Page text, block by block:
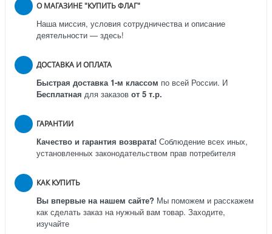
О МАГАЗИНЕ "КУПИТЬ ФЛАГ"
Наша миссия, условия сотрудничества и описание
деятельности — здесь!
ДОСТАВКА И ОПЛАТА
Быстрая доставка 1-м классом по всей России. И
Бесплатная для заказов от 5 т.р.
ГАРАНТИИ
Качество и гарантия возврата! Соблюдение всех иных,
установленных законодательством прав потребителя
КАК КУПИТЬ
Вы впервые на нашем сайте? Мы поможем и расскажем
как сделать заказ на нужный вам товар. Заходите,
изучайте